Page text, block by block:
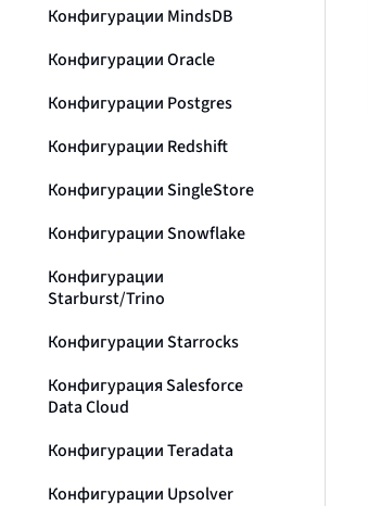
Конфигурации MindsDB
Конфигурации Oracle
Конфигурации Postgres
Конфигурации Redshift
Конфигурации SingleStore
Конфигурации Snowflake
Конфигурации
Starburst/Trino
Конфигурации Starrocks
Конфигурация Salesforce
Data Cloud
Конфигурации Teradata
Конфигурации Upsolver